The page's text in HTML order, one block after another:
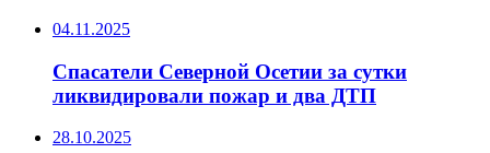
04.11.2025
Спасатели Северной Осетии за сутки
ликвидировали пожар и два ДТП
28.10.2025